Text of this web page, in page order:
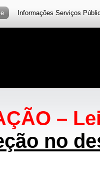
Informações Serviços
–
no